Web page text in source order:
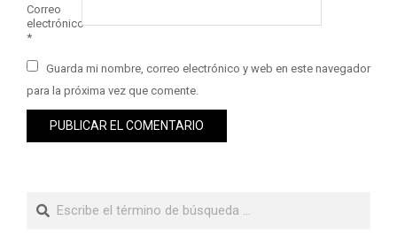
Correo
electrónico
*
Guarda mi nombre, correo electrónico y web en este navegador
para la próxima vez que comente.